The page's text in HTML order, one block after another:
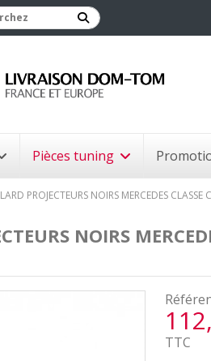
Pièces tuning
PROJECTEURS NOIRS MERCEDES
NOIRS
TTC